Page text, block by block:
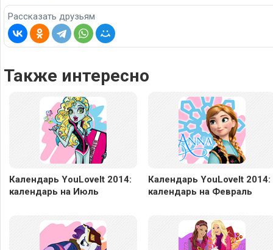
Рассказать друзьям
Также интересно
Календарь YouLoveIt 2014:
календарь на Июль
Календарь YouLoveIt 2014:
календарь на Февраль